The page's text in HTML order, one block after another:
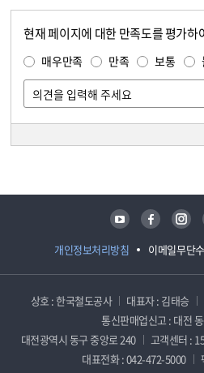
현재 페이지에 대한 만족도를 평가하
매우만족 만족 보통
개인정보처리방침 이메일무단
유튜브 페이스북 인스타그램
상호 : 한국철도공사 대표자 : 김태승
통신판매업신고 : 대전
대전광역시 동구 중앙로 240
고객센터 :
대표전화 : 042-472-5000